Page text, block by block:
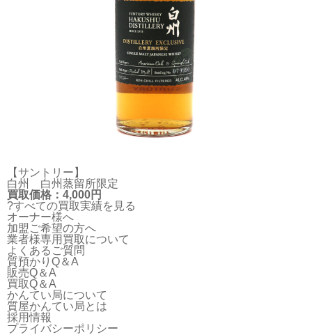
【サントリー】
白州 白州蒸留所限定
買取価格：4,000円
?すべての買取実績を見る
オーナー様へ
加盟ご希望の方へ
業者様専用買取について
よくあるご質問
質預かりQ＆A
販売Q＆A
買取Q＆A
かんてい局について
質屋かんてい局とは
採用情報
プライバシーポリシー